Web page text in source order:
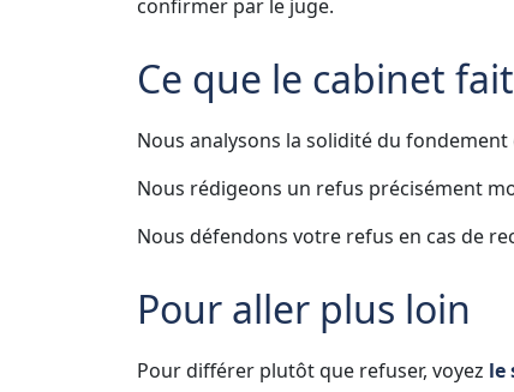
confirmer par le juge.
Ce que le cabinet
Nous analysons la solidité du
Nous rédigeons un refus précisément
Nous défendons votre refus en cas de
Pour aller plus loin
Pour différer plutôt que refuser, voyez le